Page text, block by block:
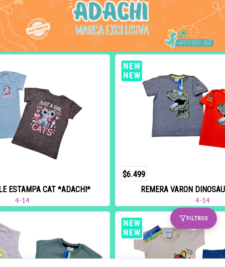
FILTROS
ESTAMPA CAT *ADACHI*
4-14
$6.499
REMERA VARON
4-14